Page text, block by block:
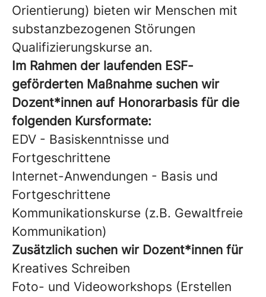
Orientierung) bieten wir Menschen mit
substanzbezogenen Störungen
Qualifizierungskurse an.
Im Rahmen der laufenden ESF-
geförderten Maßnahme suchen wir
Dozent*innen auf Honorarbasis für die
folgenden Kursformate:
EDV - Basiskenntnisse und
Fortgeschrittene
Internet-Anwendungen - Basis und
Fortgeschrittene
Kommunikationskurse (z.B. Gewaltfreie
Kommunikation)
Zusätzlich suchen wir Dozent*innen für
Kreatives Schreiben
Foto- und Videoworkshops (Erstellen